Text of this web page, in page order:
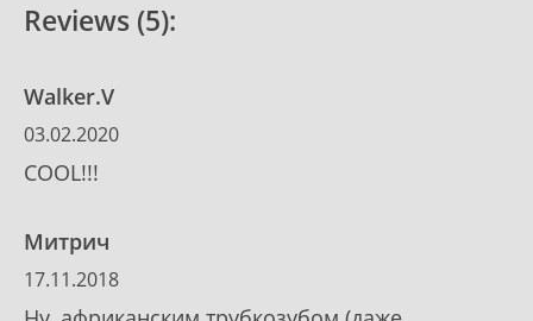
Reviews (5):
Walker.V
03.02.2020
COOL!!!
Митрич
17.11.2018